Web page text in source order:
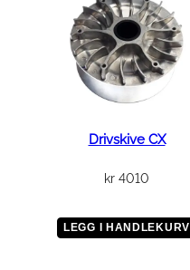
Drivskive CX
kr 4010
LEGG I HANDLEKURV